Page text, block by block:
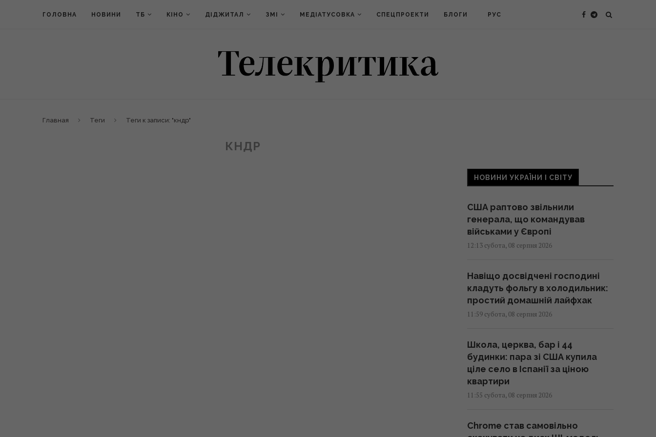
ГОЛОВНА НОВИНИ ТБ КІНО ДІДЖИТАЛ ЗМІ МЕДІАТУСОВКА СПЕЦПРОЕКТИ БЛОГИ РУС
Главная Теги Теги к записи: "кндр"
КНДР
НОВИНИ УКРАЇНИ І СВІТУ
США раптово звільнили
генерала, що командував
військами у Європі
12:13 субота, 08 серпня 2026
Навіщо досвідчені господині
кладуть фольгу в холодильник:
простий домашній лайфхак
11:59 субота, 08 серпня 2026
Школа, церква, бар і 44
будинки: пара зі США купила
ціле село в Іспанії за ціною
квартири
11:55 субота, 08 серпня 2026
Chrome став самовільно